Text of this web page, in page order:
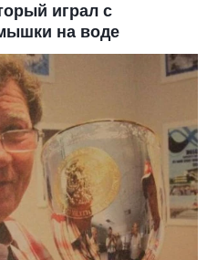
играл с
на воде